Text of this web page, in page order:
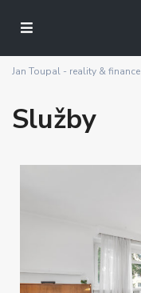
Jan Toupal - reality & finance
Služby